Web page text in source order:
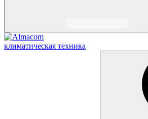
климатическая техника